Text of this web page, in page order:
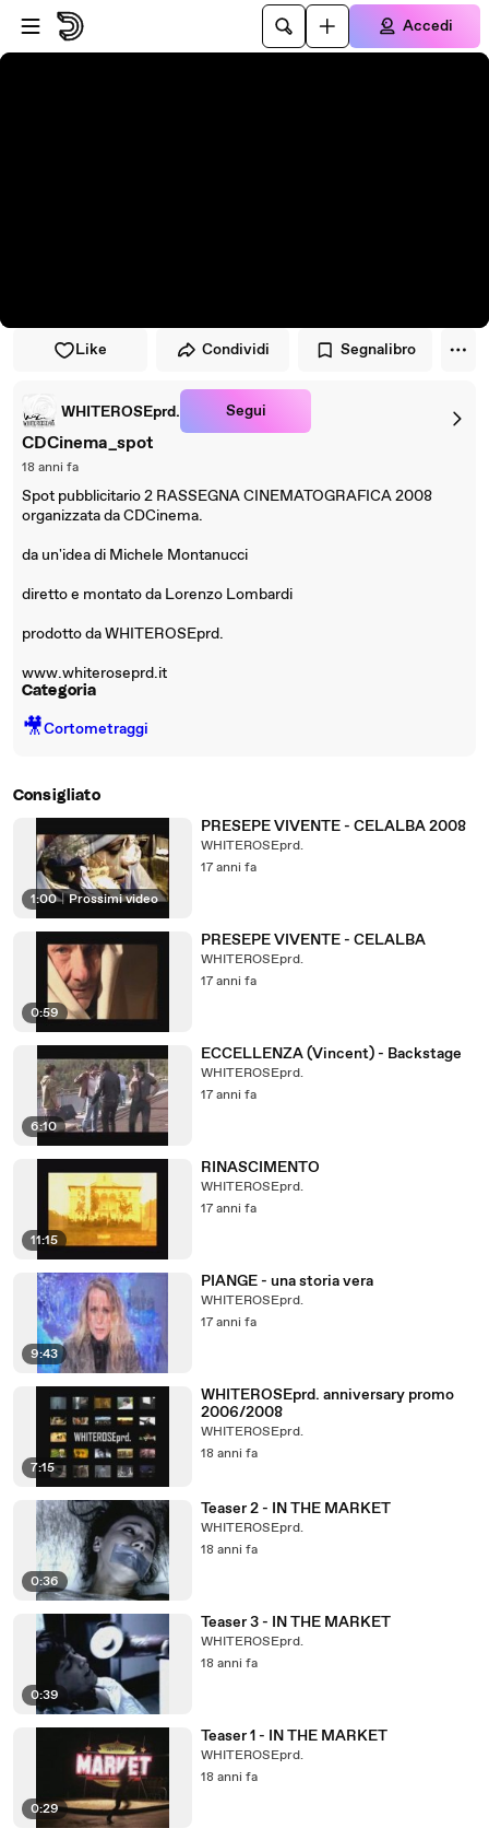
Vai al lettore
Passa al contenuto principale
Accedi
Like Condividi Segnalibro
WHITEROSEprd. Segui
CDCinema_spot
18 anni fa
Spot pubblicitario 2 RASSEGNA CINEMATOGRAFICA 2008
organizzata da CDCinema.
da un'idea di Michele Montanucci
diretto e montato da Lorenzo Lombardi
prodotto da WHITEROSEprd.
www.whiteroseprd.it
Categoria
🎥Cortometraggi
Consigliato
1:00 | Prossimi video
PRESEPE VIVENTE - CELALBA 2008
WHITEROSEprd.
17 anni fa
0:59
PRESEPE VIVENTE - CELALBA
WHITEROSEprd.
17 anni fa
6:10
ECCELLENZA (Vincent) - Backstage
WHITEROSEprd.
17 anni fa
11:15
RINASCIMENTO
WHITEROSEprd.
17 anni fa
9:43
PIANGE - una storia vera
WHITEROSEprd.
17 anni fa
7:15
WHITEROSEprd. anniversary promo
2006/2008
WHITEROSEprd.
18 anni fa
0:36
Teaser 2 - IN THE MARKET
WHITEROSEprd.
18 anni fa
0:39
Teaser 3 - IN THE MARKET
WHITEROSEprd.
18 anni fa
0:29
Teaser 1 - IN THE MARKET
WHITEROSEprd.
18 anni fa